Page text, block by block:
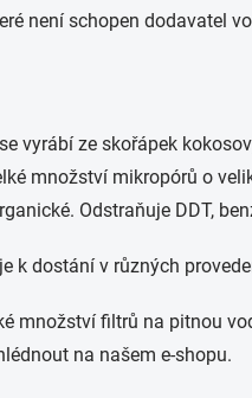
není schopen dodavatel
vyrábí ze skořápek
množství mikropórů o
Odstraňuje DDT,
k dostání v různých
množství filtrů na pitnou
na našem e-shopu.